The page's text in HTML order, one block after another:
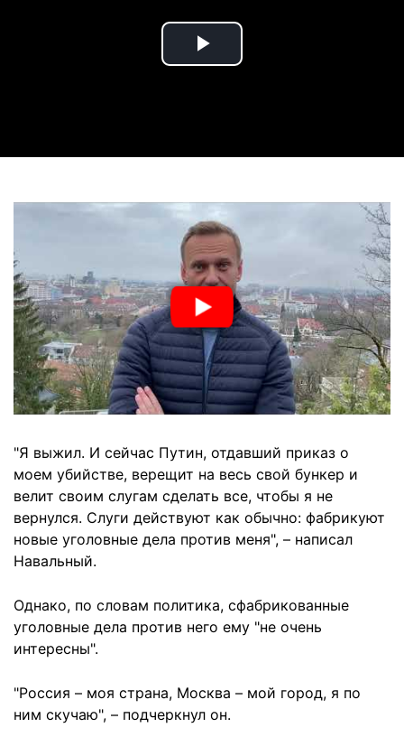
Play
"Я выжил. И сейчас Путин, отдавший приказ о
моем убийстве, верещит на весь свой бункер и
велит своим слугам сделать все, чтобы я не
вернулся. Слуги действуют как обычно: фабрикуют
новые уголовные дела против меня", – написал
Навальный.
Однако, по словам политика, сфабрикованные
уголовные дела против него ему "не очень
интересны".
"Россия – моя страна, Москва – мой город, я по
ним скучаю", – подчеркнул он.